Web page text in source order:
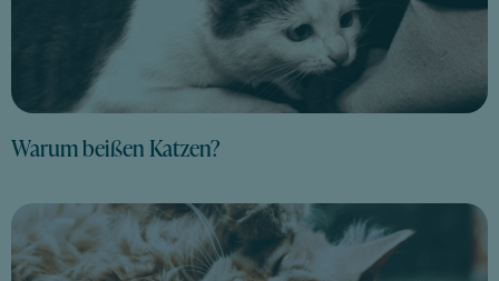
Warum beißen Katzen?